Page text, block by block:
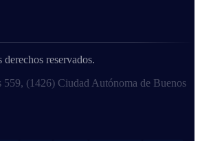
reservados.
(1426) Ciudad Autónoma de Buenos